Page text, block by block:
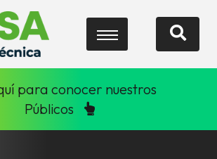
para conocer nuestros
Públicos